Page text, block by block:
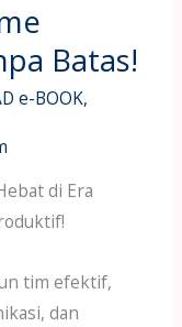
Batas!
e-BOOK,
di Era
tim efektif,
dan